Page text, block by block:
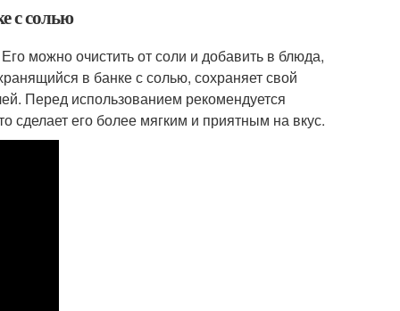
с солью
можно очистить от соли и добавить в блюда,
в банке с солью, сохраняет свой
Перед использованием рекомендуется
сделает его более мягким и приятным на вкус.